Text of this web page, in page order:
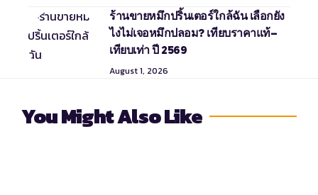
ร้านขายหมึกปริ้นเตอร์ใกล้ฉัน เลือกยัง
ไงไม่เจอหมึกปลอม? เทียบราคาแท้–
เทียบเท่า ปี 2569
August 1, 2026
You Might Also Like